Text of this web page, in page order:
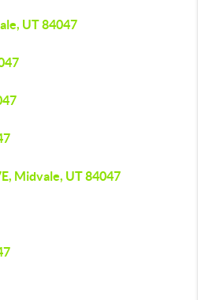
UT 84047
Midvale, UT 84047